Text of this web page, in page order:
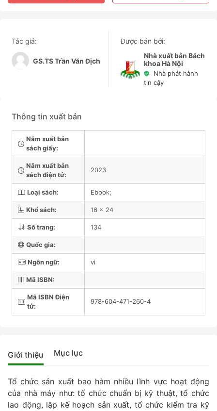
Tác giả:
GS.TS Trần Văn Địch
Được bán bởi:
Nhà xuất bản Bách
khoa Hà Nội
Nhà phát hành
tin cậy
Thông tin xuất bản
Năm xuất bản
sách giấy:
Năm xuất bản
sách điện tử:
2023
Loại sách: Ebook;
Khổ sách: 16 x 24
Số trang: 134
Quốc gia:
Ngôn ngữ: vi
Mã ISBN:
Mã ISBN Điện
tử:
978-604-471-260-4
Giới thiệu Mục lục
Tổ chức sản xuất bao hàm nhiều lĩnh vực hoạt động
của nhà máy như: tổ chức chuẩn bị kỹ thuật, tổ chức
lao động, lập kế hoạch sản xuất, tổ chức kiểm tra kỹ